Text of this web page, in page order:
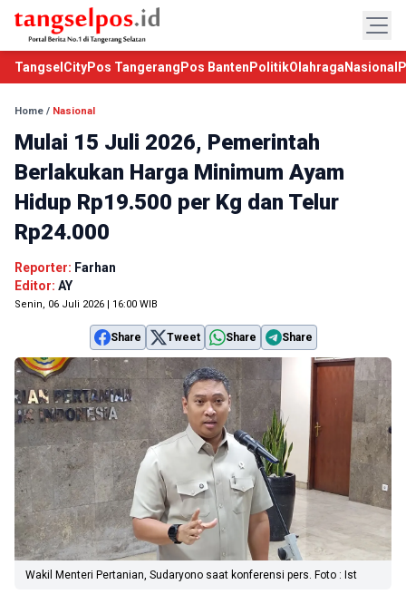
TangselCityPos Tangerang Pos Banten PolitikOlahraga Nasional
Home / Nasional
Mulai 15 Juli 2026, Pemerintah
Berlakukan Harga Minimum Ayam
Hidup Rp19.500 per Kg dan Telur
Rp24.000
Reporter: Farhan
Editor: AY
Senin, 06 Juli 2026 | 16:00 WIB
Share Tweet Share Share
Wakil Menteri Pertanian, Sudaryono saat konferensi pers. Foto : Ist